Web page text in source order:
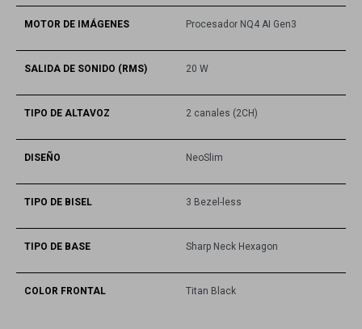
MOTOR DE IMÁGENES Procesador NQ4 AI Gen3
SALIDA DE SONIDO (RMS) 20 W
TIPO DE ALTAVOZ 2 canales (2CH)
DISEÑO NeoSlim
TIPO DE BISEL 3 Bezel-less
TIPO DE BASE Sharp Neck Hexagon
COLOR FRONTAL Titan Black